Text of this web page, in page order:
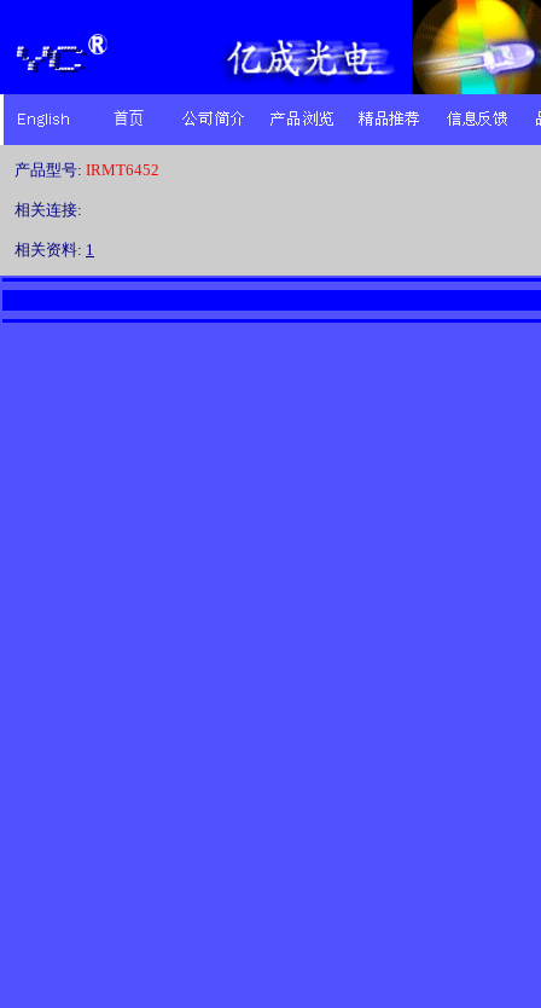
产品型号: IRMT6452
相关连接:
相关资料: 1